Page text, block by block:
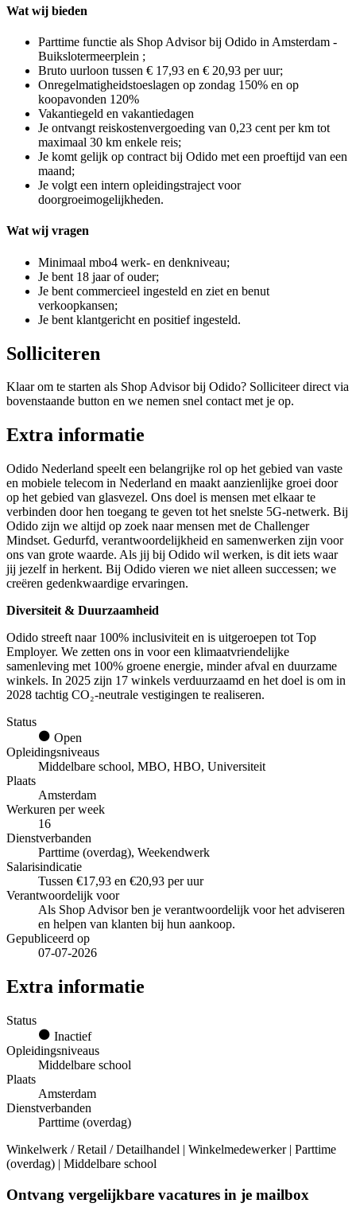
Wat wij bieden
Parttime functie als Shop Advisor bij Odido in Amsterdam -
Buikslotermeerplein ;
Bruto uurloon tussen € 17,93 en € 20,93 per uur;
Onregelmatigheidstoeslagen op zondag 150% en op
koopavonden 120%
Vakantiegeld en vakantiedagen
Je ontvangt reiskostenvergoeding van 0,23 cent per km tot
maximaal 30 km enkele reis;
Je komt gelijk op contract bij Odido met een proeftijd van een
maand;
Je volgt een intern opleidingstraject voor
doorgroeimogelijkheden.
Wat wij vragen
Minimaal mbo4 werk- en denkniveau;
Je bent 18 jaar of ouder;
Je bent commercieel ingesteld en ziet en benut
verkoopkansen;
Je bent klantgericht en positief ingesteld.
Solliciteren
Klaar om te starten als Shop Advisor bij Odido? Solliciteer direct via
bovenstaande button en we nemen snel contact met je op.
Extra informatie
Odido Nederland speelt een belangrijke rol op het gebied van vaste
en mobiele telecom in Nederland en maakt aanzienlijke groei door
op het gebied van glasvezel. Ons doel is mensen met elkaar te
verbinden door hen toegang te geven tot het snelste 5G-netwerk. Bij
Odido zijn we altijd op zoek naar mensen met de Challenger
Mindset. Gedurfd, verantwoordelijkheid en samenwerken zijn voor
ons van grote waarde. Als jij bij Odido wil werken, is dit iets waar
jij jezelf in herkent. Bij Odido vieren we niet alleen successen; we
creëren gedenkwaardige ervaringen.
Diversiteit & Duurzaamheid
Odido streeft naar 100% inclusiviteit en is uitgeroepen tot Top
Employer. We zetten ons in voor een klimaatvriendelijke
samenleving met 100% groene energie, minder afval en duurzame
winkels. In 2025 zijn 17 winkels verduurzaamd en het doel is om in
2028 tachtig CO₂-neutrale vestigingen te realiseren.
Status
Open
Opleidingsniveaus
Middelbare school, MBO, HBO, Universiteit
Plaats
Amsterdam
Werkuren per week
16
Dienstverbanden
Parttime (overdag), Weekendwerk
Salarisindicatie
Tussen €17,93 en €20,93 per uur
Verantwoordelijk voor
Als Shop Advisor ben je verantwoordelijk voor het adviseren
en helpen van klanten bij hun aankoop.
Gepubliceerd op
07-07-2026
Extra informatie
Status
Inactief
Opleidingsniveaus
Middelbare school
Plaats
Amsterdam
Dienstverbanden
Parttime (overdag)
Winkelwerk / Retail / Detailhandel | Winkelmedewerker | Parttime
(overdag) | Middelbare school
Ontvang vergelijkbare vacatures in je mailbox